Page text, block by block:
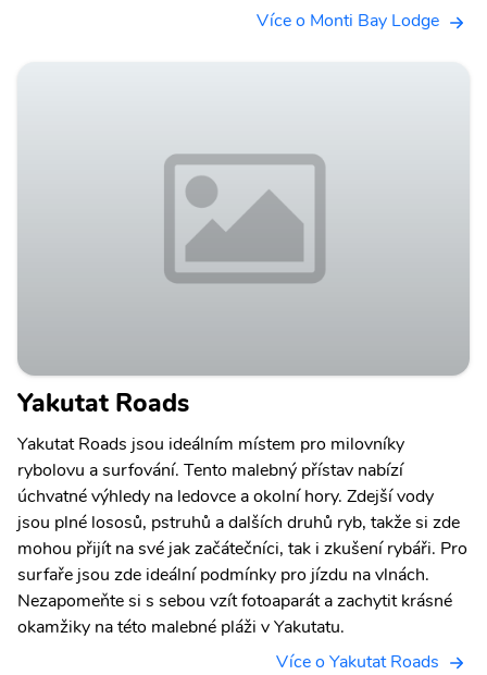
Více o Monti Bay Lodge
Yakutat Roads
Yakutat Roads jsou ideálním místem pro milovníky
rybolovu a surfování. Tento malebný přístav nabízí
úchvatné výhledy na ledovce a okolní hory. Zdejší vody
jsou plné lososů, pstruhů a dalších druhů ryb, takže si zde
mohou přijít na své jak začátečníci, tak i zkušení rybáři. Pro
surfaře jsou zde ideální podmínky pro jízdu na vlnách.
Nezapomeňte si s sebou vzít fotoaparát a zachytit krásné
okamžiky na této malebné pláži v Yakutatu.
Více o Yakutat Roads